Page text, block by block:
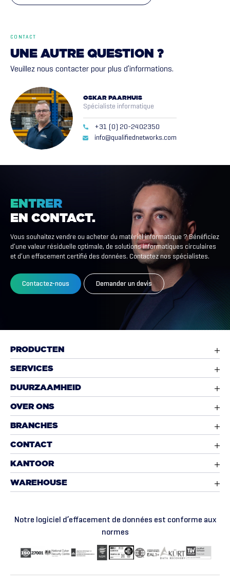
CONTACT
UNE AUTRE QUESTION ?
Veuillez nous contacter pour plus d’informations.
OSKAR PAARHUIS
Spécialiste informatique
+31 (0) 20-2402350
info@qualifiednetworks.com
ENTRER
EN CONTACT.
Vous souhaitez vendre ou acheter du matériel informatique ? Bénéficiez
d’une valeur résiduelle optimale, de solutions informatiques circulaires
et d’un effacement certifié des données. Contactez nos spécialistes.
Contactez-nous Demander un devis
PRODUCTEN
SERVICES
DUURZAAMHEID
OVER ONS
BRANCHES
CONTACT
KANTOOR
WAREHOUSE
Notre logiciel d’effacement de données est conforme aux
normes